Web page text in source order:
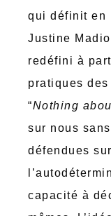
qui définit en
Justine
redéfini à
pratiques
“Nothing
sur nous
défendues
capacité à